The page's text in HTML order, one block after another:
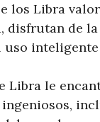
los Libra
disfrutan de la
Libra le
ingeniosos,